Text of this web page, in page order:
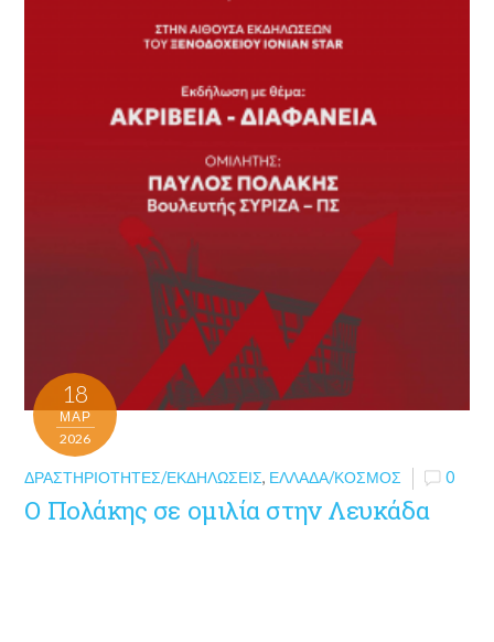
18
ΜΑΡ
2026
ΔΡΑΣΤΗΡΙΌΤΗΤΕΣ/ΕΚΔΗΛΏΣΕΙΣ, ΕΛΛΆΔΑ/ΚΌΣΜΟΣ 0
Ο Πολάκης σε ομιλία στην Λευκάδα